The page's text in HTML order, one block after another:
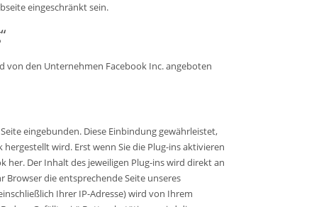
eingeschränkt sein.
von den Unternehmen Facebook Inc. angeboten
eingebunden. Diese Einbindung gewährleistet,
wird. Erst wenn Sie die Plug-ins aktivieren
Der Inhalt des jeweiligen Plug-ins wird direkt an
die entsprechende Seite unseres
Ihrer IP-Adresse) wird von Ihrem